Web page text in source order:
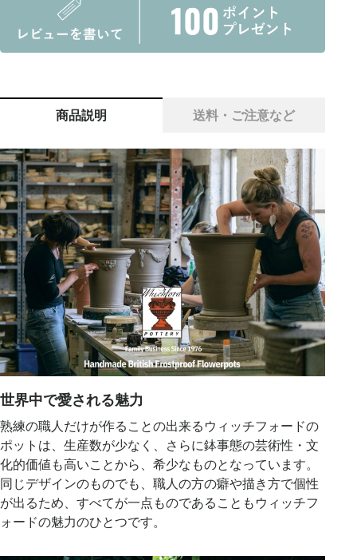
商品説明 送料・ご注意など
世界中で愛される魅力
熟練の職人だけが作ることの出来るウィッチフォードの
ポットは、生産数が少なく、さらに鉢事態の芸術性・文
化的価値も高いことから、希少なものとなっています。
同じデザインのものでも、職人の方の癖や描き方で個性
が出るため、すべてが一点ものであることもウィッチフ
ォードの魅力のひとつです。